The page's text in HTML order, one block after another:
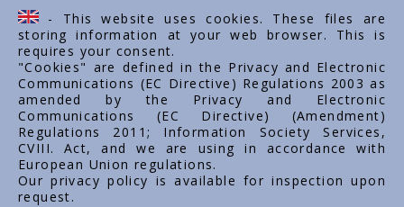
Tárhely adatok
Támogatások
- This website uses cookies. These files are
storing information at your web browser. This is
requires your consent.
"Cookies" are defined in the Privacy and Electronic
Communications (EC Directive) Regulations 2003 as
amended by the Privacy and Electronic
Communications (EC Directive) (Amendment)
Regulations 2011; Information Society Services,
CVIII. Act, and we are using in accordance with
European Union regulations.
Our privacy policy is available for inspection upon
request.